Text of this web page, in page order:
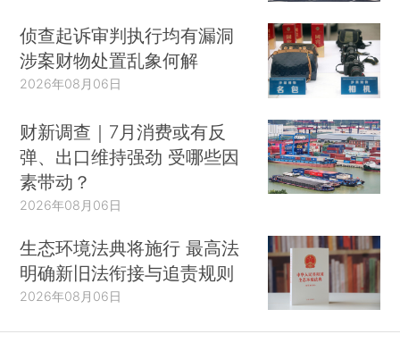
侦查起诉审判执行均有漏洞
涉案财物处置乱象何解
2026年08月06日
财新调查｜7月消费或有反
弹、出口维持强劲 受哪些因
素带动？
2026年08月06日
生态环境法典将施行 最高法
明确新旧法衔接与追责规则
2026年08月06日